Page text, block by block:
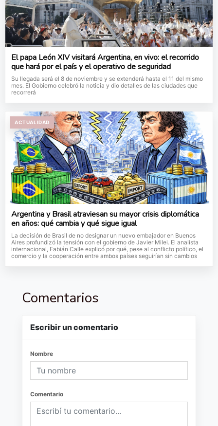
El papa León XIV visitará Argentina, en vivo: el recorrido
que hará por el país y el operativo de seguridad
Su llegada será el 8 de noviembre y se extenderá hasta el 11 del mismo
mes. El Gobierno celebró la noticia y dio detalles de las ciudades que
recorrerá
ACTUALIDAD
Argentina y Brasil atraviesan su mayor crisis diplomática
en años: qué cambia y qué sigue igual
La decisión de Brasil de no designar un nuevo embajador en Buenos
Aires profundizó la tensión con el gobierno de Javier Milei. El analista
internacional, Fabián Calle explicó por qué, pese al conflicto político, el
comercio y la cooperación entre ambos países seguirían sin cambios
Comentarios
Escribir un comentario
Nombre
Comentario